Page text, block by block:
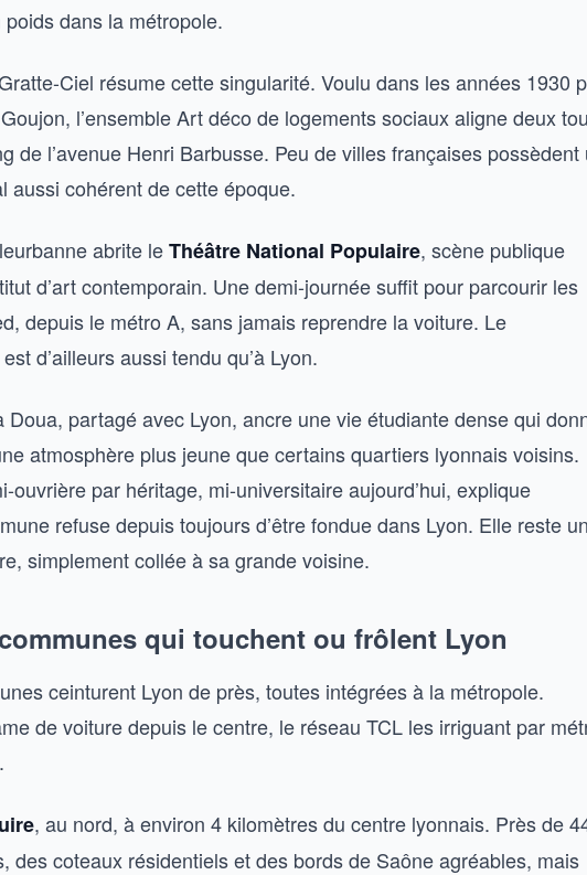
dans la métropole.
Ciel résume cette singularité. Voulu dans les années 1930
l’ensemble Art déco de logements sociaux aligne deux
de l’avenue Henri Barbusse. Peu de villes françaises possèdent
aussi cohérent de cette époque.
abrite leThéâtre National Populaire, scène publique
d’art contemporain. Une demi-journée suffit pour parcourir les
depuis le métro A, sans jamais reprendre la voiture. Le
d’ailleurs aussi tendu qu’à Lyon.
Doua, partagé avec Lyon, ancre une vie étudiante dense qui
atmosphère plus jeune que certains quartiers lyonnais voisins.
ouvrière par héritage, mi-universitaire aujourd’hui, explique
refuse depuis toujours d’être fondue dans Lyon. Elle reste
simplement collée à sa grande voisine.
qui touchent ou frôlent Lyon
ceinturent Lyon de près, toutes intégrées à la métropole.
de voiture depuis le centre, le réseau TCL les irriguant par
, au nord, à environ 4 kilomètres du centre lyonnais. Près de
des coteaux résidentiels et des bords de Saône agréables, mais